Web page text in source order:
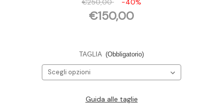
€250,00 -40%
€150,00
TAGLIA (Obbligatorio)
Guida alle taglie